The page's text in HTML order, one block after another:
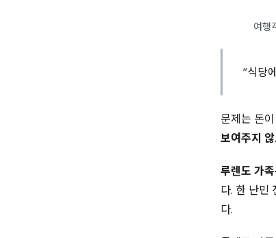
여행
“식당
문제는 돈
보여주지
루렌도 가
다. 한 난민
다.